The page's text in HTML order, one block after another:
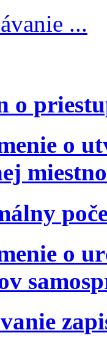
...
o
o
o